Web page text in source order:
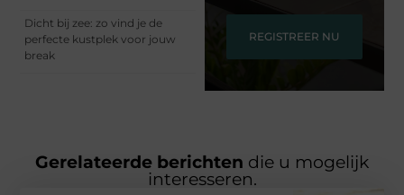
Dicht bij zee: zo vind je de
perfecte kustplek voor jouw
break
REGISTREER NU
Gerelateerde berichten die u mogelijk
interesseren.